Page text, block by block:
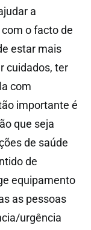
a
o facto de
estar mais
cuidados, ter
com
importante é
que seja
de saúde
de
equipamento
as pessoas
urgência